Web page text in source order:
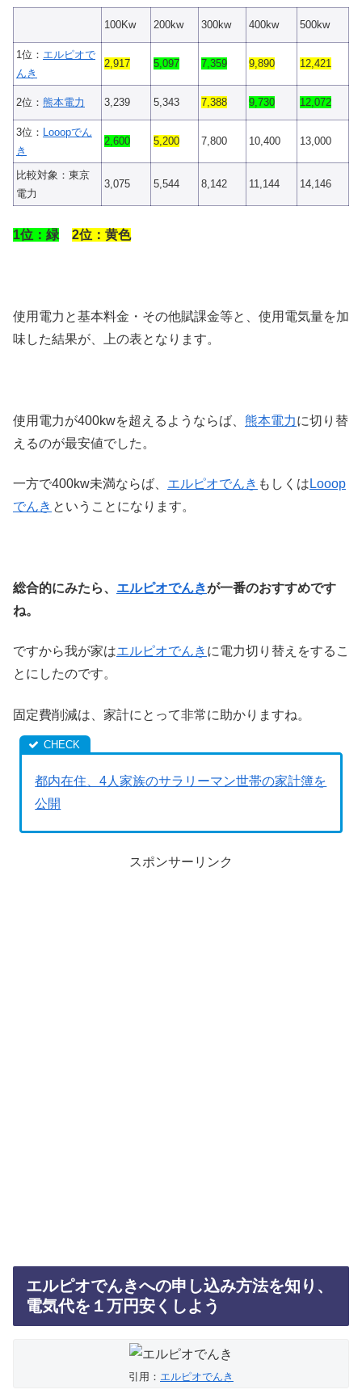
100Kw 200kw 300kw 400kw 500kw
1位： エルピオで
んき
2,917 5,097 7,359 9,890 12,421
2位： 熊本電力 3,239 5,343 7,388 9,730 12,072
3位： Looopでん
き
2,600 5,200 7,800 10,400 13,000
比較対象：東京
電力
3,075 5,544 8,142 11,144 14,146
1位：緑 2位：黄色
使用電力と基本料金・その他賦課金等と、使用電気量を加
味した結果が、上の表となります。
使用電力が400kwを超えるようならば、 熊本電力に切り替
えるのが最安値でした。
一方で400kw未満ならば、 エルピオでんき もしくは Looop
でんき ということになります。
総合的にみたら、 エルピオでんきが一番のおすすめです
ね。
ですから我が家はエルピオでんき に電力切り替えをするこ
とにしたのです。
固定費削減は、家計にとって非常に助かりますね。
都内在住、4人家族のサラリーマン世帯の家計簿を
公開
スポンサーリンク
エルピオでんきへの申し込み方法を知り、
電気代を１万円安くしよう
引用： エルピオでんき